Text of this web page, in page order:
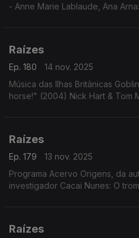
- Anne Marie Lablaude, Ana
Raízes
Ep. 180
14 nov. 2025
Música das Ilhas Britânicas
horse!" (2004) Nick Hart & Tom
Raízes
Ep. 179
13 nov. 2025
Programa Acervo Origens, da
investigador Cacai Nunes: O trombonista Ed Maciel com
Raízes